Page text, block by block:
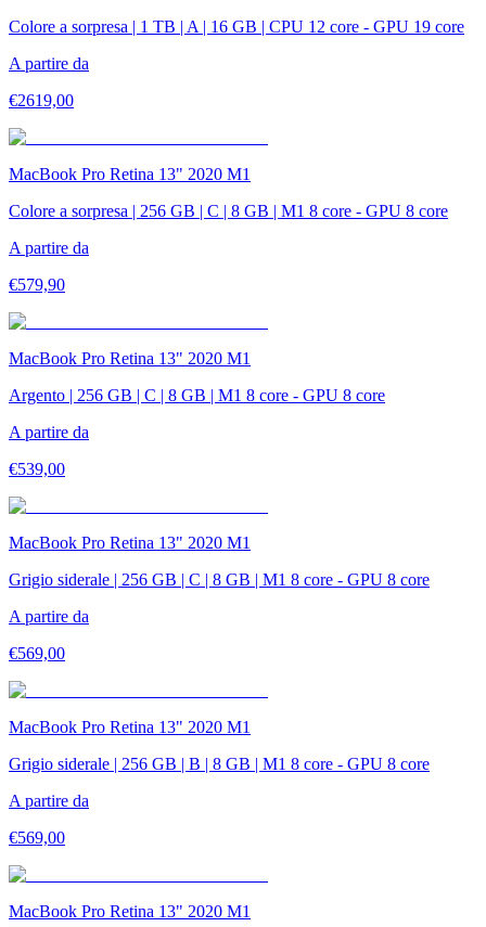
Colore a sorpresa | 1 TB | A | 16 GB | CPU 12 core - GPU 19 core
A partire da
€2619,00
MacBook Pro Retina 13" 2020 M1
Colore a sorpresa | 256 GB | C | 8 GB | M1 8 core - GPU 8 core
A partire da
€579,90
MacBook Pro Retina 13" 2020 M1
Argento | 256 GB | C | 8 GB | M1 8 core - GPU 8 core
A partire da
€539,00
MacBook Pro Retina 13" 2020 M1
Grigio siderale | 256 GB | C | 8 GB | M1 8 core - GPU 8 core
A partire da
€569,00
MacBook Pro Retina 13" 2020 M1
Grigio siderale | 256 GB | B | 8 GB | M1 8 core - GPU 8 core
A partire da
€569,00
MacBook Pro Retina 13" 2020 M1